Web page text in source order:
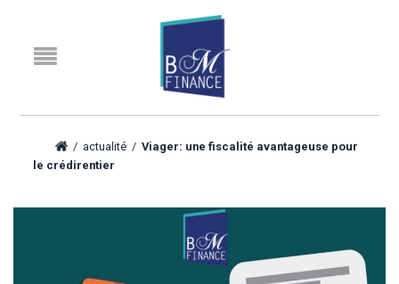
/ actualité / Viager: une fiscalité avantageuse pour
le crédirentier